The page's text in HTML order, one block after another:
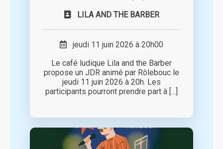
LILA AND THE BARBER
jeudi 11 juin 2026 à 20h00
Le café ludique Lila and the Barber
propose un JDR animé par Rôlebouc le
jeudi 11 juin 2026 à 20h. Les
participants pourront prendre part à [...]